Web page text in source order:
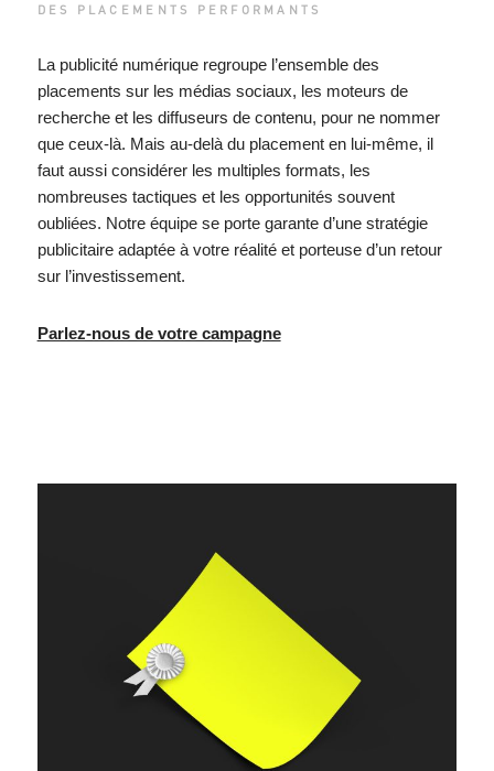
DES PLACEMENTS PERFORMANTS
La publicité numérique regroupe l’ensemble des
placements sur les médias sociaux, les moteurs de
recherche et les diffuseurs de contenu, pour ne nommer
que ceux-là. Mais au-delà du placement en lui-même, il
faut aussi considérer les multiples formats, les
nombreuses tactiques et les opportunités souvent
oubliées. Notre équipe se porte garante d’une stratégie
publicitaire adaptée à votre réalité et porteuse d’un retour
sur l’investissement.
Parlez-nous de votre campagne